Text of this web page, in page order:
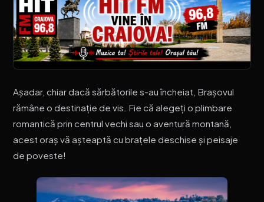
Așadar, chiar dacă sărbătorile s-au încheiat, Brașovul
rămâne o destinație de vis. Fie că alegeți o plimbare
romantică prin centrul vechi sau o aventură montană,
acest oraș vă așteaptă cu brațele deschise și peisaje
de poveste!